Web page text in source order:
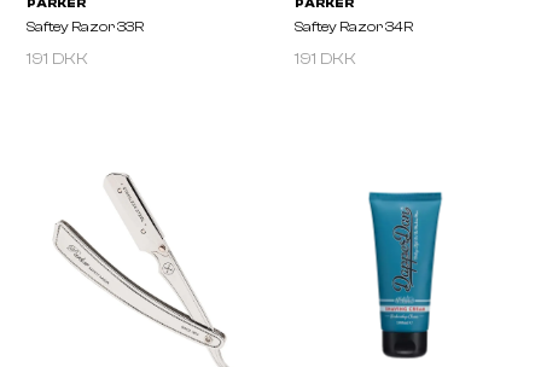
PARKER
Saftey Razor 26C
PARKER
Saftey Razor 31R
191 DKK 191 DKK